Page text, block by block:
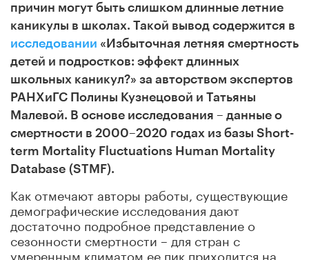
причин могут быть слишком длинные летние
каникулы в школах. Такой вывод содержится в
исследовании «Избыточная летняя смертность
детей и подростков: эффект длинных
школьных каникул?» за авторством экспертов
РАНХиГС Полины Кузнецовой и Татьяны
Малевой. В основе исследования – данные о
смертности в 2000–2020 годах из базы Short-
term Mortality Fluctuations Human Mortality
Database (STMF).
Как отмечают авторы работы, существующие
демографические исследования дают
достаточно подробное представление о
сезонности смертности – для стран с
умеренным климатом ее пик приходится на